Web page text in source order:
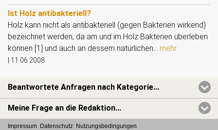
Ist Holz antibakteriell?
Holz kann nicht als antibakteriell (gegen Bakterien wirkend)
bezeichnet werden, da am und im Holz Bakterien überleben
können [1] und auch an dessem natürlichen... mehr
11.06.2008
Beantwortete Anfragen nach Kategorie...
Meine Frage an die Redaktion...
Impressum Datenschutz Nutzungsbedingungen